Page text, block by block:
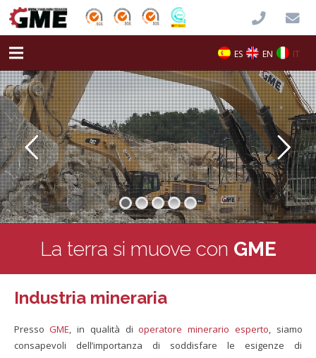
ES EN IT
La terra si muove con GME
Industria mineraria
PressoGME, in qualità dioperatore minerario esperto, siamo
consapevoli dell’importanza di soddisfare le esigenze di